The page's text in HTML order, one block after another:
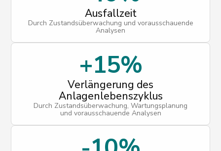
Ausfallzeit
Durch Zustandsüberwachung und vorausschauende
Analysen
+15%
Verlängerung des
Anlagenlebenszyklus
Durch Zustandsüberwachung, Wartungsplanung
und vorausschauende Analysen